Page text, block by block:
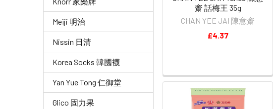
Meiji 明治
Nissin 日清
Korea Socks 韓國襪
Yan Yue Tong 仁御堂
Glico 固力果
齋 話梅王 35g
CHAN YEE JAI 陳意齋
£4.37